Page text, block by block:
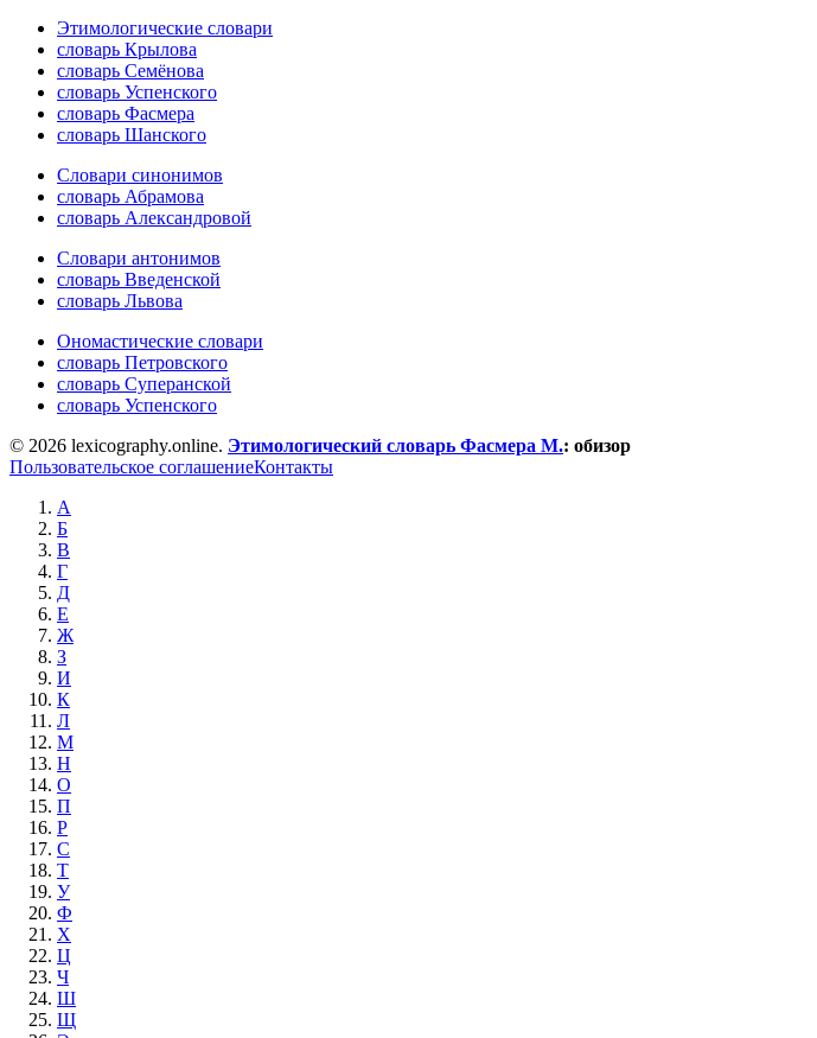
Этимологические словари
словарь Крылова
словарь Семёнова
словарь Успенского
словарь Фасмера
словарь Шанского
Словари синонимов
словарь Абрамова
словарь Александровой
Словари антонимов
словарь Введенской
словарь Львова
Ономастические словари
словарь Петровского
словарь Суперанской
словарь Успенского
© 2026 lexicography.online. Этимологический словарь Фасмера М.: обизор
Пользовательское соглашениеКонтакты
А
Б
В
Г
Д
Е
Ж
З
И
К
Л
М
Н
О
П
Р
С
Т
У
Ф
Х
Ц
Ч
Ш
Щ